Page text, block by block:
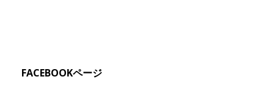
FACEBOOKページ